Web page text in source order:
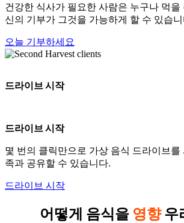
건강한 식사가 필요한 사람은 누구나 먹을
신의 기부가 그것을 가능하게 할 수 있습니
오늘 기부하세요
드라이브 시작
드라이브 시작
몇 번의 클릭만으로 가상 음식 드라이브를
족과 공유할 수 있습니다.
드라이브 시작
어떻게 음식을 영향우